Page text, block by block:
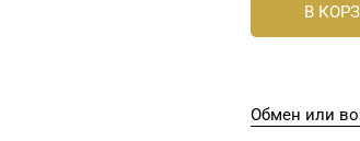
В
Обмен или